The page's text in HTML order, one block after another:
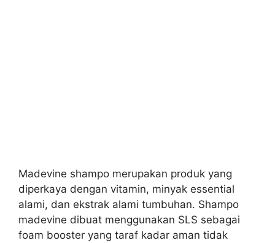
Madevine shampo merupakan produk yang
diperkaya dengan vitamin, minyak essential
alami, dan ekstrak alami tumbuhan. Shampo
madevine dibuat menggunakan SLS sebagai
foam booster yang taraf kadar aman tidak